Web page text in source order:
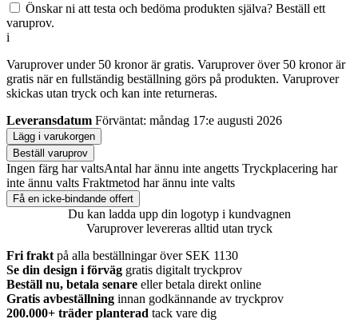
Önskar ni att testa och bedöma produkten själva? Beställ ett
varuprov.
i
Varuprover under 50 kronor är gratis. Varuprover över 50 kronor är
gratis när en fullständig beställning görs på produkten. Varuprover
skickas utan tryck och kan inte returneras.
Leveransdatum Förväntat: måndag 17:e augusti 2026
Lägg i varukorgen
Beställ varuprov
Ingen färg har valtsAntal har ännu inte angetts Tryckplacering har
inte ännu valts Fraktmetod har ännu inte valts
Få en icke-bindande offert
Du kan ladda upp din logotyp i kundvagnen
Varuprover levereras alltid utan tryck
Fri frakt på alla beställningar över SEK 1130
Se din design i förväg gratis digitalt tryckprov
Beställ nu, betala senare eller betala direkt online
Gratis avbeställning innan godkännande av tryckprov
200.000+ träder planterad tack vare dig